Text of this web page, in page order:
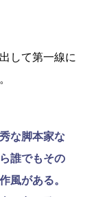
して第一線に
な脚本家な
誰でもその
風がある。